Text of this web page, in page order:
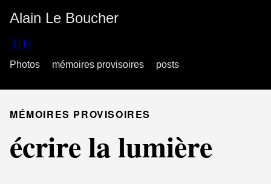
Alain Le Boucher
🇮🇹
Photos
mémoires provisoires posts
MÉMOIRES PROVISOIRES
écrire la lumière